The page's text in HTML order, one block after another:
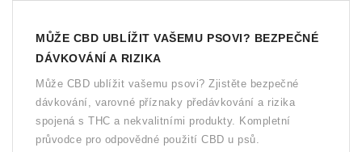
MŮŽE CBD UBLÍŽIT VAŠEMU PSOVI? BEZPEČNÉ
DÁVKOVÁNÍ A RIZIKA
Může CBD ublížit vašemu psovi? Zjistěte bezpečné
dávkování, varovné příznaky předávkování a rizika
spojená s THC a nekvalitními produkty. Kompletní
průvodce pro odpovědné použití CBD u psů.